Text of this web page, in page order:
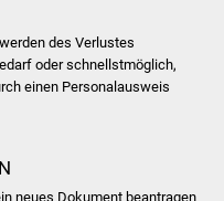
des Verlustes
oder schnellstmöglich,
einen Personalausweis
neues Dokument beantragen